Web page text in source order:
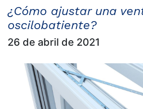
¿Cómo ajustar una
oscilobatiente?
26 de abril de 2021